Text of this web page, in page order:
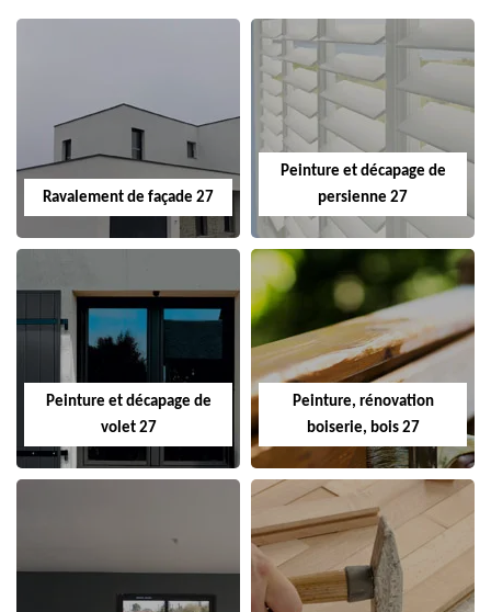
Ravalement de façade 27
Peinture et décapage de
persienne 27
Peinture et décapage de
volet 27
Peinture, rénovation
boiserie, bois 27